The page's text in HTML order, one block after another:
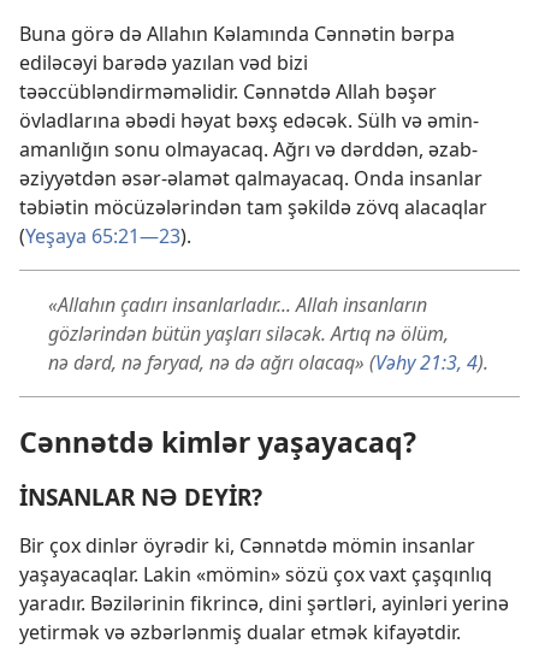
Buna görə də Allahın Kəlamında Cənnətin bərpa
ediləcəyi barədə yazılan vəd bizi
təəccübləndirməməlidir. Cənnətdə Allah bəşər
övladlarına əbədi həyat bəxş edəcək. Sülh və əmin-
amanlığın sonu olmayacaq. Ağrı və dərddən, əzab-
əziyyətdən əsər-əlamət qalmayacaq. Onda insanlar
təbiətin möcüzələrindən tam şəkildə zövq alacaqlar
(Yeşaya 65:21—23).
«Allahın çadırı insanlarladır... Allah insanların
gözlərindən bütün yaşları siləcək. Artıq nə ölüm,
nə dərd, nə fəryad, nə də ağrı olacaq» (Vəhy 21:3, 4).
Cənnətdə kimlər yaşayacaq?
İNSANLAR NƏ DEYİR?
Bir çox dinlər öyrədir ki, Cənnətdə mömin insanlar
yaşayacaqlar. Lakin «mömin» sözü çox vaxt çaşqınlıq
yaradır. Bəzilərinin fikrincə, dini şərtləri, ayinləri yerinə
yetirmək və əzbərlənmiş dualar etmək kifayətdir.